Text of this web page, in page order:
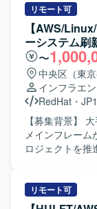
制強化に直接関
リティ専門家
導入、運用定
め、セキュリテ
見を大きく高めていただけ
としてネットワ
ド環境（AWS
Microsoft Entra
および改善支
与していただけます。 【開発環境】 Azure
ス（ADF、
し、ダッシュ
す。
していただき
盤構成設計、
定、環境構築
関与していただきます。 【求める人
ュリティ対策に
を推進できる方
ーションを図り
組んでいただける
ションの魅力
て、要件定義
貫して参画いた
ができる環境です。 【開発環境】 セキュリティ
組み合わせた
リモート可
【AWS/
ーシステム刷
〜
中央区（東京
インフラエ
RedHat ・ JP1
【募集背景】
メインフレーム
ロジェクトを推
クトに参画し
ア、運用設計
リモート可